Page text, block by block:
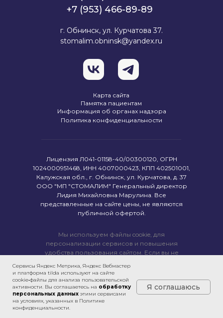
Сервисы Яндекс Метрика, Яндекс Вебмастер
и платформа tilda используют на сайте
cookie‑файлы для анализа пользовательской
активности. Вы соглашаетесь на обработку
персональных данных этими сервисами
на условиях, указанных в Политике
конфиденциальности.
Я соглашаюсь
+7 (953) 466-89-89
Информация об органах надзора
Памятка пациентам
г. Обнинск, ул. Курчатова 37.
stomalim.obninsk@yandex.ru
Мы используем файлы cookie, для
персонализации сервисов и повышения
удобства пользования сайтом. Если вы не
настройки браузера.
Центр стоматологии "Стомалим"
© 1992 - 2026. Все права
защищены.
Карта сайта
Лицензия Л041-01158-40/00300120, ОГРН
1024000951468, ИНН 4007000423, КПП 402501001,
Калужская обл., г. Обнинск, ул. Курчатова, д. 37
ООО "МП "СТОМАЛИМ" Генеральный директор
Лидия Михайловна Марулина. Все
представленные на сайте цены, не являются
публичной офертой.
Политика конфиденциальности